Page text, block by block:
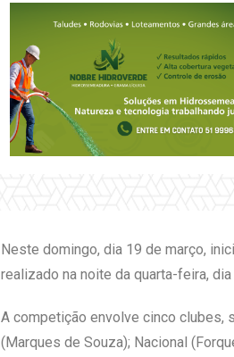
Neste domingo, dia 19 de março,
realizado na noite da quarta-feira,
A competição envolve cinco clubes,
(Marques de Souza); Nacional